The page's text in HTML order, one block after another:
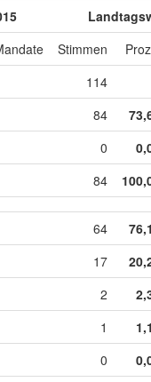
Stimmen
114
84
0
84
64
17
2
1
0